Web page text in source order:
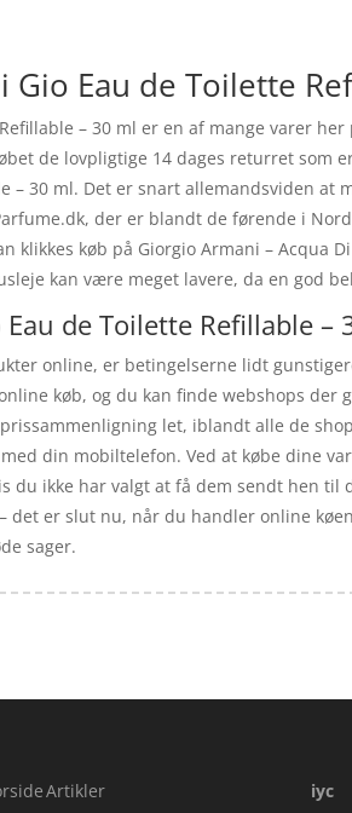
Gio Eau de Toilette
– 30 ml er en af mange varer
de lovpligtige 14 dages returret som
– 30 ml. Det er snart allemandsviden at
der er blandt de førende i
klikkes køb på Giorgio Armani – Acqua
kan være meget lavere, da en god
de Toilette Refillable
online, er betingelserne lidt
køb, og du kan finde webshops der
let, iblandt alle de
din mobiltelefon. Ved at købe dine
du ikke har valgt at få dem sendt hen
det er slut nu, når du handler online
sager.
Artikler iyc